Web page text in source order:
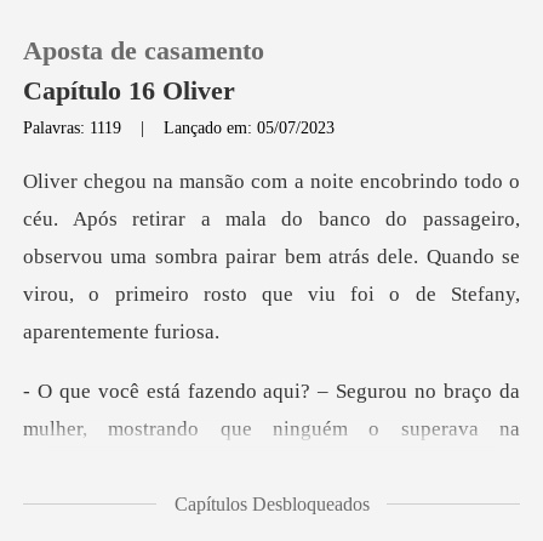
0
Sair
Aposta de casamento
Capítulo 16 Oliver
Palavras: 1119 |Lançado em: 05/07/2023
la do banco do passageiro,
observou uma sombra pairar bem atrás dele. Quando
ou no braço da
mulher, mostrando que ni
Capítulos Desbloqueados